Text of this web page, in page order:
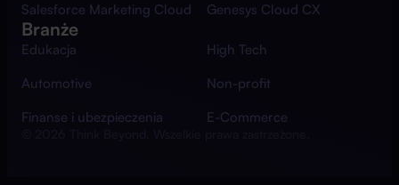
Salesforce Marketing Cloud
Genesys Cloud CX
Branże
Edukacja
High Tech
Automotive
Non-profit
Finanse i ubezpieczenia
E-Commerce